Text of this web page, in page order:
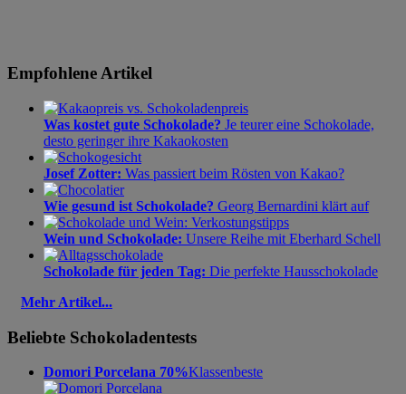
Empfohlene Artikel
Was kostet gute Schokolade? Je teurer eine Schokolade,
desto geringer ihre Kakaokosten
Josef Zotter: Was passiert beim Rösten von Kakao?
Wie gesund ist Schokolade? Georg Bernardini klärt auf
Wein und Schokolade: Unsere Reihe mit Eberhard Schell
Schokolade für jeden Tag: Die perfekte Hausschokolade
Mehr Artikel...
Beliebte Schokoladentests
Domori Porcelana 70%Klassenbeste